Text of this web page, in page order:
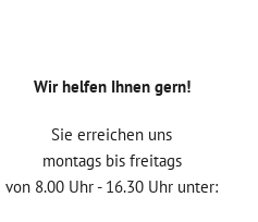
Wir helfen Ihnen gern!
Sie erreichen uns
montags bis freitags
von 8.00 Uhr - 16.30 Uhr unter: